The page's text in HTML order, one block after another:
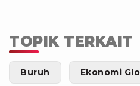
TOPIK TERKAIT
Buruh Ekonomi